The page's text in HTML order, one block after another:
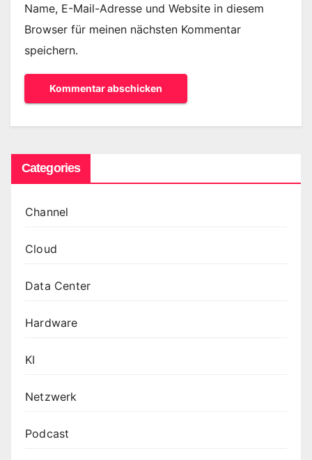
Name, E-Mail-Adresse und Website in diesem
Browser für meinen nächsten Kommentar
speichern.
Categories
Channel
Cloud
Data Center
Hardware
KI
Netzwerk
Podcast